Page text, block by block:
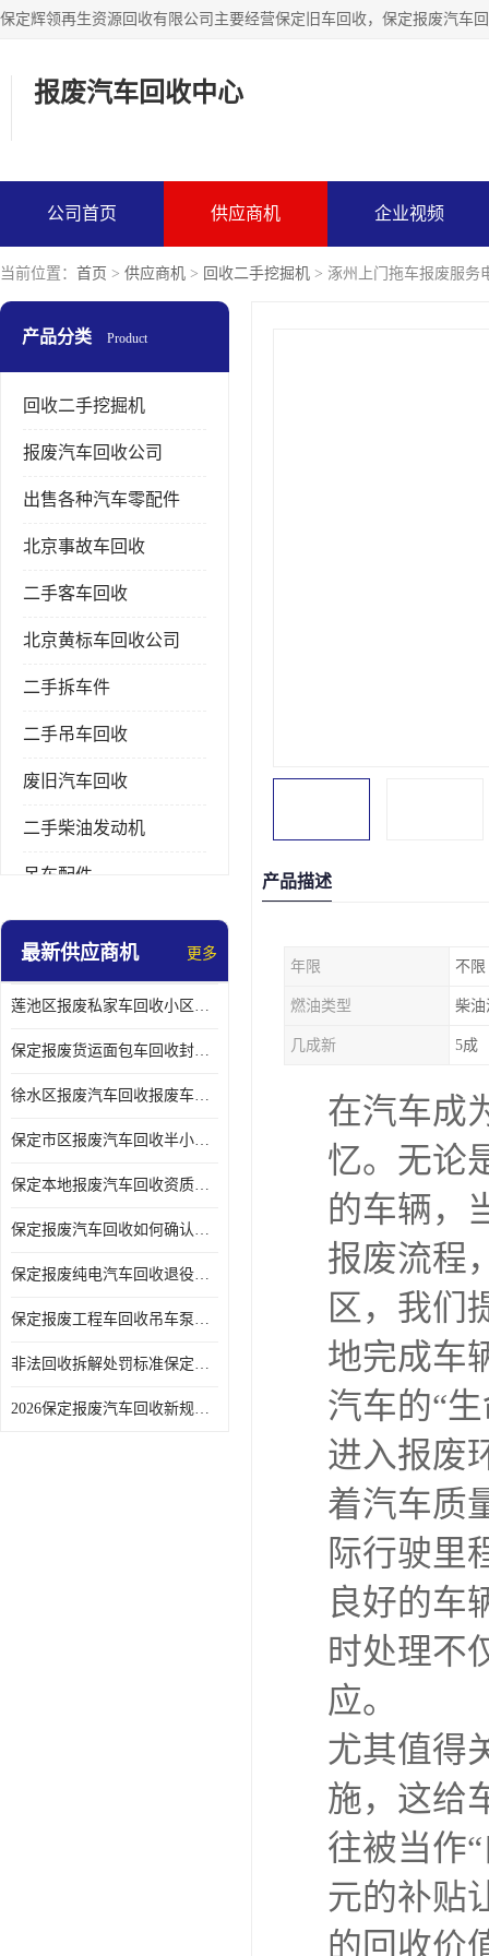
报废汽车回收中心
公司首页 供应商机 企业视频
当前位置： 首页 > 供应商机 > 回收二手挖掘机 > 涿州上门拖车报废服务
产品分类 Product
回收二手挖掘机
报废汽车回收公司
出售各种汽车零配件
北京事故车回收
二手客车回收
北京黄标车回收公司
二手拆车件
二手吊车回收
废旧汽车回收
二手柴油发动机
吊车配件
挖掘机拆车件
最新供应商机 更多
莲池区报废私家车回收小区上门拖车便捷
保定报废货运面包车回收封闭货车报废销户
徐水区报废汽车回收报废车辆补贴申请流程
保定市区报废汽车回收半小时上门现场估价
保定本地报废汽车回收资质齐全无隐形收费
保定报废汽车回收如何确认车辆完成销户
保定报废纯电汽车回收退役电池统一处置
保定报废工程车回收吊车泵车挖掘机回收拆解
非法回收拆解处罚标准保定报废车合规提示
2026保定报废汽车回收新规解读车主必看
产品描述
年限 不限
燃油类型 柴油
几成新 5成
在汽车成
忆。无论
的车辆，
报废流程
区，我们
地完成车
汽车的“
进入报废
着汽车质
际行驶里
良好的车
时处理不
应。
尤其值得
施，这给
往被当作
元的补贴
的回收价